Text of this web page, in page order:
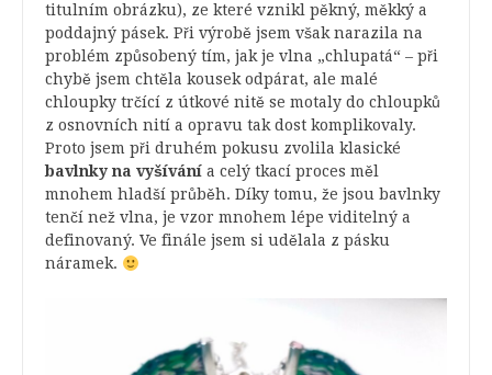
titulním obrázku), ze které vznikl pěkný, měkký a
poddajný pásek. Při výrobě jsem však narazila na
problém způsobený tím, jak je vlna „chlupatá“ – při
chybě jsem chtěla kousek odpárat, ale malé
chloupky trčící z útkové nitě se motaly do chloupků
z osnovních nití a opravu tak dost komplikovaly.
Proto jsem při druhém pokusu zvolila klasické
bavlnky na vyšívání a celý tkací proces měl
mnohem hladší průběh. Díky tomu, že jsou bavlnky
tenčí než vlna, je vzor mnohem lépe viditelný a
definovaný. Ve finále jsem si udělala z pásku
náramek.